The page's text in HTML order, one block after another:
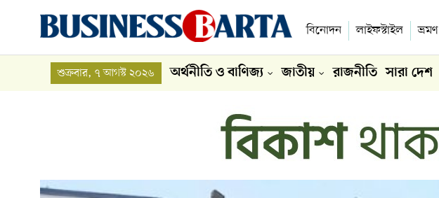
বিনোদন লাইফস্টাইল ভ্রমণ
শুক্রবার, ৭ আগস্ট ২০২৬ অর্থনীতি ও বাণিজ্য জাতীয় রাজনীতি সারা দেশ